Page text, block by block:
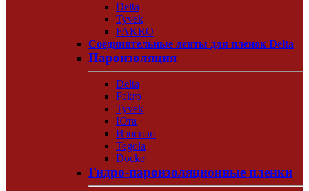
Delta
Tyvek
FAKRO
Соединительные ленты для пленок Delta
Пароизоляция
Delta
Fakro
Tyvek
Юта
Изоспан
Tegola
Docke
Гидро-пароизоляционные пленки